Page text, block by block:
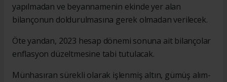
yapılmadan ve beyannamenin ekinde yer alan
bilançonun doldurulmasına gerek olmadan verilecek.
Öte yandan, 2023 hesap dönemi sonuna ait bilançolar
enflasyon düzeltmesine tabi tutulacak.
Münhasıran sürekli olarak işlenmiş altın, gümüş alım-